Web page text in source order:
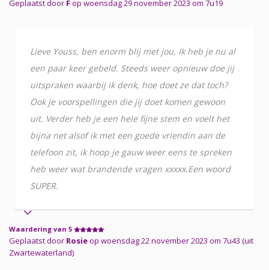
Geplaatst door Fop woensdag 29 november 2023 om 7u19
Lieve Youss, ben enorm blij met jou, Ik heb je nu al
een paar keer gebeld. Steeds weer opnieuw doe jij
uitspraken waarbij ik denk, hoe doet ze dat toch?
Ook je voorspellingen die jij doet komen gewoon
uit. Verder heb je een hele fijne stem en voelt het
bijna net alsof ik met een goede vriendin aan de
telefoon zit, ik hoop je gauw weer eens te spreken
heb weer wat brandende vragen xxxxx.Een woord
SUPER.
Waardering van 5
Geplaatst door Rosieop woensdag 22 november 2023 om 7u43 (uit
Zwartewaterland)